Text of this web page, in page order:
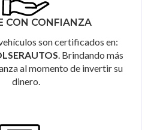
CON CONFIANZA
son certificados en:
. Brindando más
al momento de invertir su
dinero.